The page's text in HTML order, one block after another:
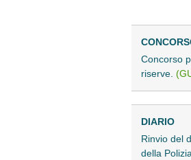
Concorso
riserve.
DIARIO
Rinvio del
della